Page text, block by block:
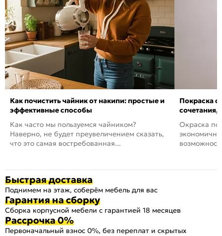
Как почистить чайник от накипи: простые и
эффективные способы
Как часто мы пользуемся чайником?
Наверно, не будет преувеличением сказать,
что это самая востребованная...
Покраска
сочетания,
Окраска
Быстрая доставка
Поднимем на этаж, соберём мебель для вас
Гарантия на сборку
Сборка корпусной мебели с гарантией 18 месяцев
Рассрочка 0%
Первоначальный взнос 0%, без переплат и скрытых